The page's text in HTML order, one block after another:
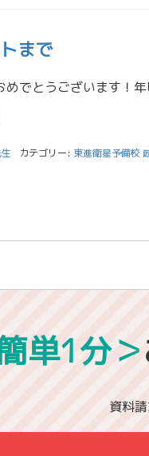
まで
カテゴリー: 東進衛星予備校
単1分＞
資料